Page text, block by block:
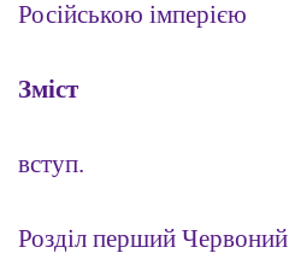
Російською імперією
Зміст
вступ.
Розділ перший